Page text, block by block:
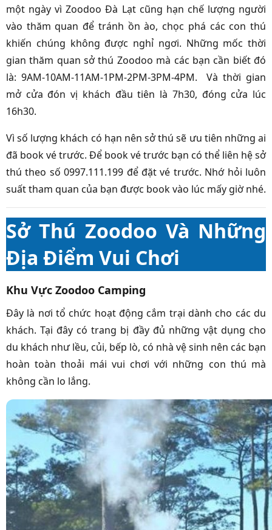
một ngày vìZoodoo Đà Lạt cũng hạn chế lượng người
vào thăm quan để tránh ồn ào, chọc phá các con thú
khiến chúng không được nghỉ ngơi. Những mốc thời
gian thăm quan sở thú Zoodoo mà các bạn cần biết đó
là: 9AM-10AM-11AM-1PM-2PM-3PM-4PM. Và thời gian
mở cửa đón vị khách đầu tiên là 7h30, đóng cửa lúc
16h30.
Vì số lượng khách có hạn nên sở thú sẽ ưu tiên những ai
đã book vé trước. Để book vé trước bạn có thể liên hệ sở
thú theo số 0997.111.199 để đặt vé trước. Nhớ hỏi luôn
suất tham quan của bạn được book vào lúc mấy giờ nhé.
Sở Thú Zoodoo Và Những
Địa Điểm Vui Chơi
Khu Vực Zoodoo Camping
Đây là nơi tổ chức hoạt động cắm trại dành cho các du
khách. Tại đây có trang bị đầy đủ những vật dụng cho
du khách như lều, củi, bếp lò, có nhà vệ sinh nên các bạn
hoàn toàn thoải mái vui chơi với những con thú mà
không cần lo lắng.